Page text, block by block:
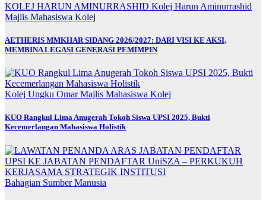
KOLEJ HARUN AMINURRASHID Kolej Harun Aminurrashid
Majlis Mahasiswa Kolej
AETHERIS MMKHAR SIDANG 2026/2027: DARI VISI KE AKSI,
MEMBINA LEGASI GENERASI PEMIMPIN
Kolej Ungku OmarMajlis Mahasiswa Kolej
KUO Rangkul Lima Anugerah Tokoh Siswa UPSI 2025, Bukti
Kecemerlangan Mahasiswa Holistik
Bahagian Sumber Manusia